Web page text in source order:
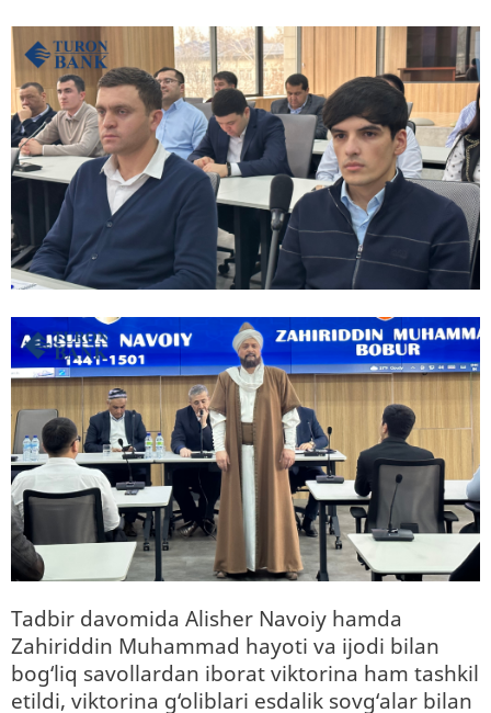
Tadbir davomida Alisher Navoiy hamda
Zahiriddin Muhammad hayoti va ijodi bilan
bog‘liq savollardan iborat viktorina ham tashkil
etildi, viktorina g‘oliblari esdalik sovg‘alar bilan